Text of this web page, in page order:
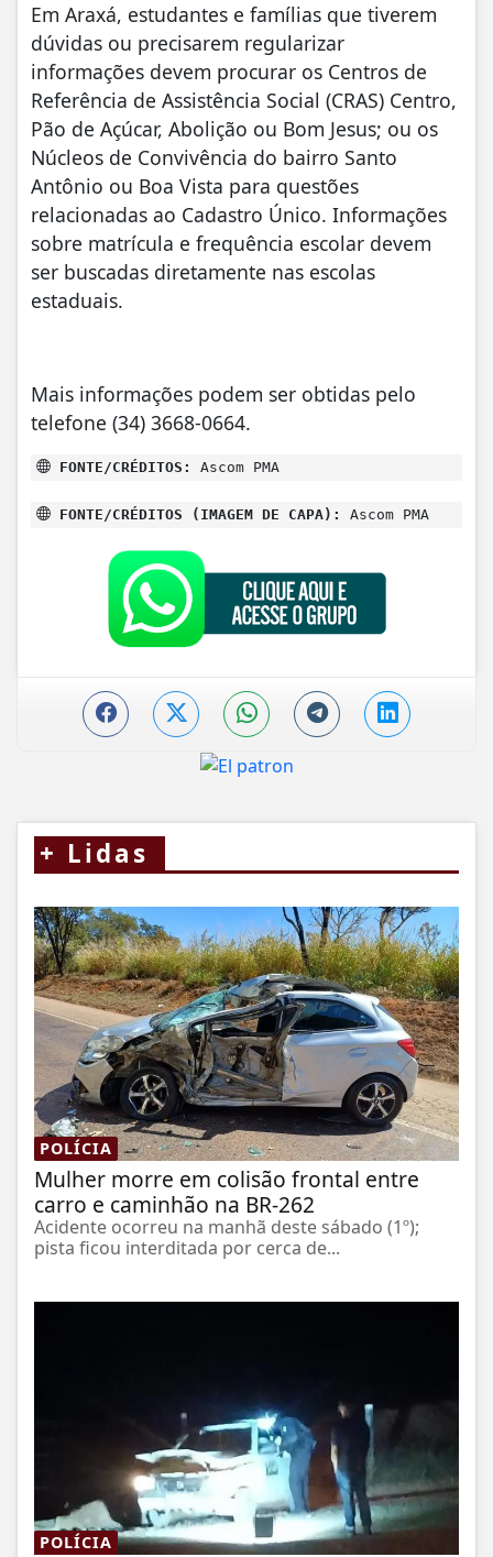
Em Araxá, estudantes e famílias que tiverem
dúvidas ou precisarem regularizar
informações devem procurar os Centros de
Referência de Assistência Social (CRAS) Centro,
Pão de Açúcar, Abolição ou Bom Jesus; ou os
Núcleos de Convivência do bairro Santo
Antônio ou Boa Vista para questões
relacionadas ao Cadastro Único. Informações
sobre matrícula e frequência escolar devem
ser buscadas diretamente nas escolas
estaduais.
Mais informações podem ser obtidas pelo
telefone (34) 3668-0664.
FONTE/CRÉDITOS: Ascom PMA
FONTE/CRÉDITOS (IMAGEM DE CAPA): Ascom PMA
+ Lidas
POLÍCIA
Mulher morre em colisão frontal entre
carro e caminhão na BR-262
Acidente ocorreu na manhã deste sábado (1º);
pista ficou interditada por cerca de...
POLÍCIA